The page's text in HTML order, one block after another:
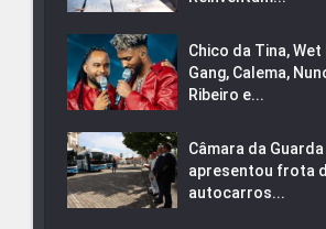
Chico da Tina, Wet
Gang, Calema,
Ribeiro e...
Câmara da Guarda
apresentou frota
autocarros...